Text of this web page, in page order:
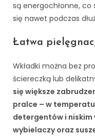
są energochłonne, co
się nawet podczas
Łatwa
Wkładki można bez
ściereczką lub
się większe
pralce – w
detergentów i niskim
wybielaczy oraz